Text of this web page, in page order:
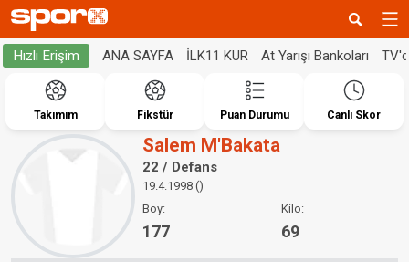
Hızlı Erişim ANA SAYFA İLK11 KUR At Yarışı Bankoları
Takımım Fikstür Puan Durumu Canlı Skor
Salem M'Bakata
22 / Defans
19.4.1998 ()
Boy:
177
Kilo:
69